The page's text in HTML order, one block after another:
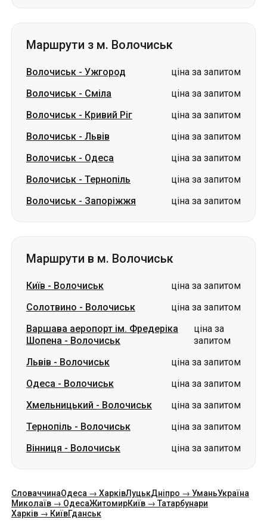
Маршрути з м. Волочиськ
Волочиськ - Ужгород
ціна за запитом
Волочиськ - Сміла
ціна за запитом
Волочиськ - Кривий Ріг
ціна за запитом
Волочиськ - Львів
ціна за запитом
Волочиськ - Одеса
ціна за запитом
Волочиськ - Тернопіль
ціна за запитом
Волочиськ - Запоріжжя ціна за запитом
Маршрути в м. Волочиськ
Київ - Волочиськ
ціна за запитом
Солотвино - Волочиськ
ціна за запитом
Варшава аеропорт ім. Фредеріка
Шопена - Волочиськ
ціна за
запитом
Львів - Волочиськ
ціна за запитом
Одеса - Волочиськ
ціна за запитом
Хмельницький - Волочиськ
ціна за запитом
Тернопіль - Волочиськ
ціна за запитом
Вінниця - Волочиськ ціна за запитом
СловаччинаОдеса → ХарківЛуцькДніпро → УманьУкраїна
Миколаїв → ОдесаЖитомирКиїв → Татарбунари
Харків → КиївГданськ